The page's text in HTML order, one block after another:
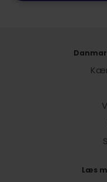
Læs